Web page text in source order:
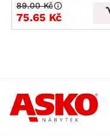
75.65 Kč
89.00 Kč